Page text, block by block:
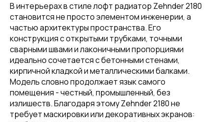
В интерьерах в стиле лофт радиатор Zehnder 2180
становится не просто элементом инженерии, а
частью архитектуры пространства. Его
конструкция с открытыми трубками, точными
сварными швами и лаконичными пропорциями
идеально сочетается с бетонными стенами,
кирпичной кладкой и металлическими балками.
Модель словно продолжает язык самого
помещения - честный, промышленный, без
излишеств. Благодаря этому Zehnder 2180 не
требует маскировки или декоративных экранов: